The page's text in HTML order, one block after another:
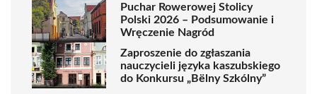
Puchar Rowerowej Stolicy
Polski 2026 – Podsumowanie i
Wręczenie Nagród
Zaproszenie do zgłaszania
nauczycieli języka kaszubskiego
do Konkursu „Bëlny Szkólny”